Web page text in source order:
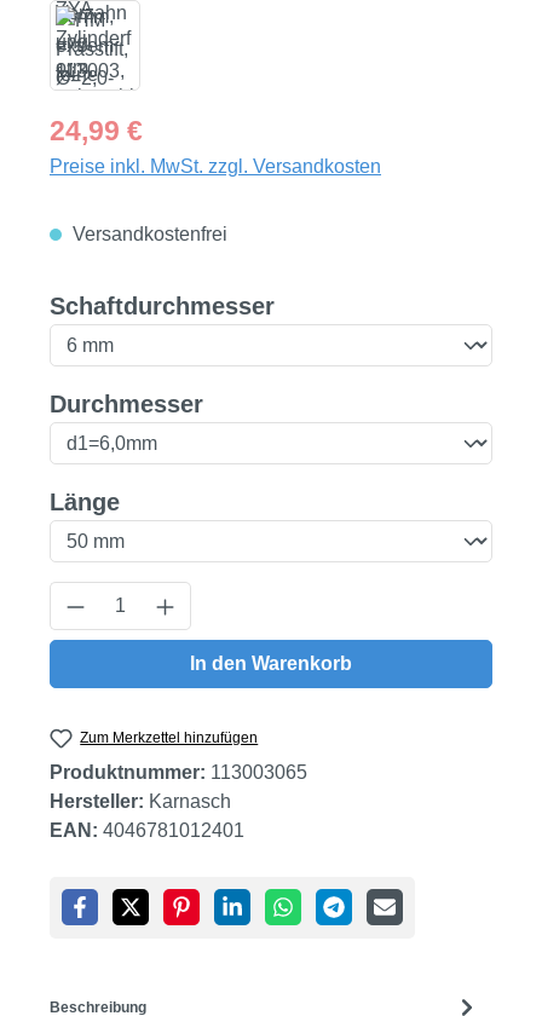
Regulärer Preis:
24,99 €
Preise inkl. MwSt. zzgl. Versandkosten
Versandkostenfrei
Schaftdurchmesserauswählen
Durchmesserauswählen
Längeauswählen
Produkt Anzahl: Gib den gewünschten
In den Warenkorb
Zum Merkzettel hinzufügen
Produktnummer: 113003065
Hersteller: Karnasch
EAN: 4046781012401
Beschreibung